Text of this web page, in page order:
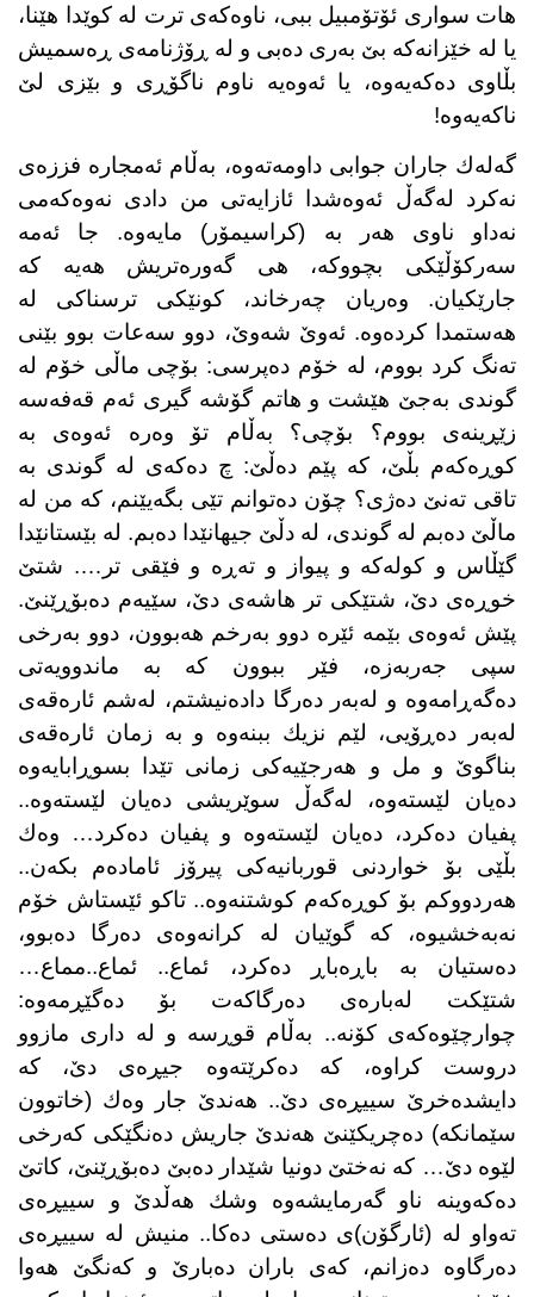
هات سواری ئۆتۆمبیل ببی، ناوەكەی ترت لە كوێدا هێنا،
یا لە خێزانەكە بێ بەری دەبی و لە ڕۆژنامەی ڕەسمیش
بڵاوی دەكەیەوە، یا ئەوەیە ناوم ناگۆڕی و بێزی لێ
ناكەیەوە!
گەلەك جاران جوابی داومەتەوە، بەڵام ئەمجارە فززەی
نەكرد لەگەڵ ئەوەشدا ئازایەتی من دادی نەوەكەمی
نەداو ناوی هەر بە (كراسیمۆر) مایەوە. جا ئەمە
سەركۆڵێكی بچووكە، هی گەورەتریش هەیە كە
جارێكیان. وەریان چەرخاند، كونێكی ترسناكی لە
هەستمدا كردەوە. ئەوێ شەوێ، دوو سەعات بوو بێنی
تەنگ كرد بووم، لە خۆم دەپرسی: بۆچی ماڵی خۆم لە
گوندی بەجێ هێشت و هاتم گۆشە گیری ئەم قەفەسە
زێڕینەی بووم؟ بۆچی؟ بەڵام تۆ وەرە ئەوەی بە
كوڕەكەم بڵێ، كە پێم دەڵێ: چ دەكەی لە گوندی بە
تاقی تەنێ دەژی؟ چۆن دەتوانم تێی بگەیێنم، كە من لە
ماڵێ دەبم لە گوندی، لە دڵێ جیهانێدا دەبم. لە بێستانێدا
گێڵاس و كولەكە و پیواز و تەڕە و فێقی تر…. شتێ
خوڕەی دێ، شتێكی تر هاشەی دێ، سێیەم دەبۆڕێنێ.
پێش ئەوەی بێمە ئێرە دوو بەرخم هەبوون، دوو بەرخی
سپی جەربەزە، فێر ببوون كە بە ماندوویەتی
دەگەڕامەوە و لەبەر دەرگا دادەنیشتم، لەشم ئارەقەی
لەبەر دەڕۆیی، لێم نزیك ببنەوە و بە زمان ئارەقەی
بناگوێ و مل و هەرجێیەكی زمانی تێدا بسوڕابایەوە
دەیان لێستەوە، لەگەڵ سوێریشی دەیان لێستەوە..
پفیان دەكرد، دەیان لێستەوە و پفیان دەكرد… وەك
بڵێی بۆ خواردنی قوربانیەكی پیرۆز ئامادەم بكەن..
هەردووكم بۆ كوڕەكەم كوشتنەوە.. تاكو ئێستاش خۆم
نەبەخشیوە، كە گوێیان لە كرانەوەی دەرگا دەبوو،
دەستیان بە باڕەباڕ دەكرد، ئماع.. ئماع..مماع…
شتێكت لەبارەی دەرگاكەت بۆ دەگێڕمەوە:
چوارچێوەكەی كۆنە.. بەڵام قوڕسە و لە داری مازوو
دروست كراوە، كە دەكرێتەوە جیڕەی دێ، كە
دایشدەخرێ سییڕەی دێ.. هەندێ جار وەك (خاتوون
سێمانكە) دەچریكێنێ هەندێ جاریش دەنگێكی كەرخی
لێوە دێ… كە نەختێ دونیا شێدار دەبێ دەبۆڕێنێ، كاتێ
دەكەوینە ناو گەرمایشەوە وشك هەڵدێ و سییڕەی
تەواو لە (ئارگۆن)ی دەستی دەكا.. منیش لە سییڕەی
دەرگاوە دەزانم، كەی باران دەبارێ و كەنگێ هەوا